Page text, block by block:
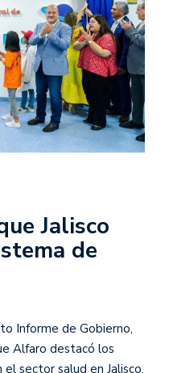
Jalisco
de
Informe de Gobierno,
Alfaro destacó los
sector salud en Jalisco,